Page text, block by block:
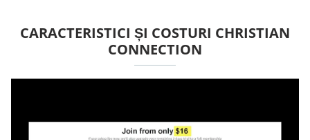
CARACTERISTICI ȘI COSTURI CHRISTIAN
CONNECTION